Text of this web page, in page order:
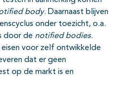
body. Daarnaast blijven
onder toezicht, o.a.
door de notified bodies.
voor zelf ontwikkelde
dat er geen
op de markt is en